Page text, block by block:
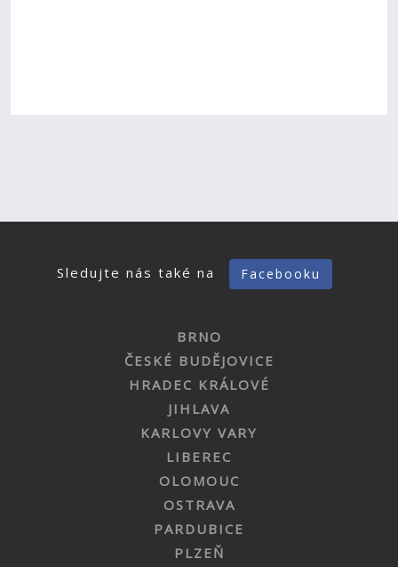
Sledujte nás také na Facebooku
BRNO
ČESKÉ BUDĚJOVICE
HRADEC KRÁLOVÉ
JIHLAVA
KARLOVY VARY
LIBEREC
OLOMOUC
OSTRAVA
PARDUBICE
PLZEŇ